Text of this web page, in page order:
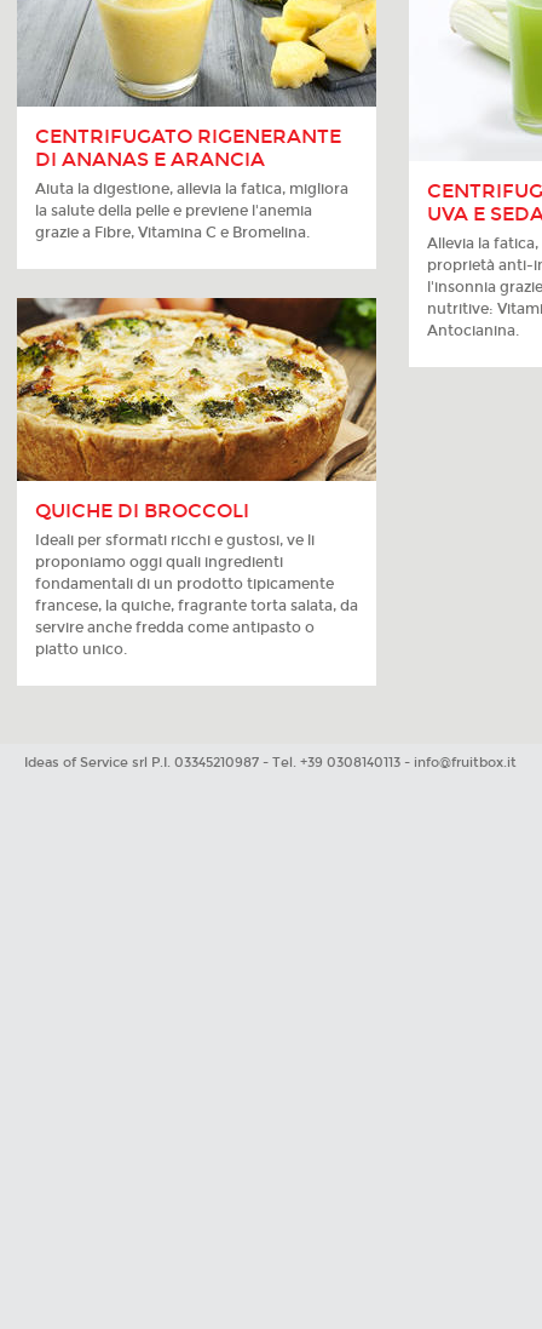
CENTRIFUGATO RIGENERANTE
DI ANANAS E ARANCIA
Aiuta la digestione, allevia la fatica, migliora
la salute della pelle e previene l'anemia
grazie a Fibre, Vitamina C e Bromelina.
UVA E
Allevia la
proprietà anti-
l'insonnia
nutritive:
Antocianina.
QUICHE DI BROCCOLI
Ideali per sformati ricchi e gustosi, ve li
proponiamo oggi quali ingredienti
fondamentali di un prodotto tipicamente
francese, la quiche, fragrante torta salata, da
servire anche fredda come antipasto o
piatto unico.
Ideas of Service srl P.I. 03345210987 - Tel. +39 0308140113 - info@fruitbox.it